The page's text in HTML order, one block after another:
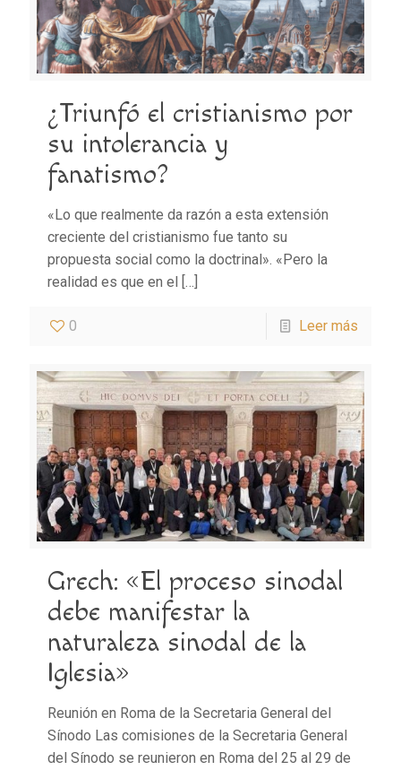
¿Triunfó el cristianismo por
su intolerancia y
fanatismo?
«Lo que realmente da razón a esta extensión
creciente del cristianismo fue tanto su
propuesta social como la doctrinal». «Pero la
realidad es que en el […]
0 Leer más
Grech: «El proceso sinodal
debe manifestar la
naturaleza sinodal de la
Iglesia»
Reunión en Roma de la Secretaria General del
Sínodo Las comisiones de la Secretaria General
del Sínodo se reunieron en Roma del 25 al 29 de